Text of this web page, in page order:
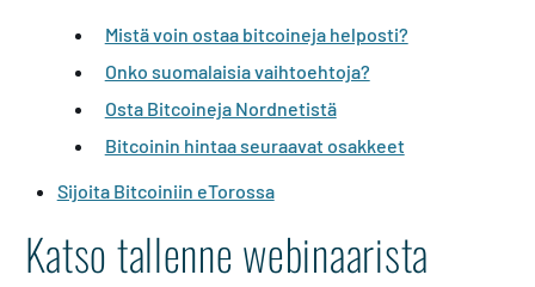
Mistä voin ostaa bitcoineja helposti?
Onko suomalaisia vaihtoehtoja?
Osta Bitcoineja Nordnetistä
Bitcoinin hintaa seuraavat osakkeet
Sijoita Bitcoiniin eTorossa
Katso tallenne webinaarista